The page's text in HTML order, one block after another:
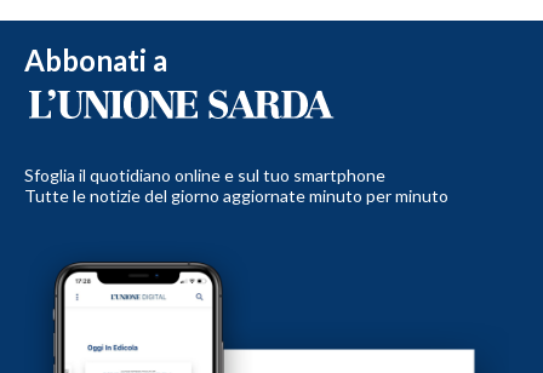
Abbonati a
Sfoglia il quotidiano online e sul tuo smartphone
Tutte le notizie del giorno aggiornate minuto per minuto